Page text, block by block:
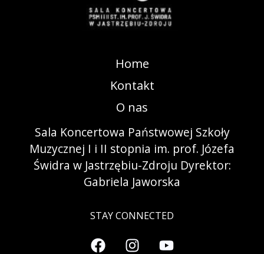
Home
Kontakt
O nas
Sala Koncertowa Państwowej Szkoły
Muzycznej I i II stopnia im. prof. Józefa
Świdra w Jastrzębiu-Zdroju Dyrektor:
Gabriela Jaworska
STAY CONNECTED